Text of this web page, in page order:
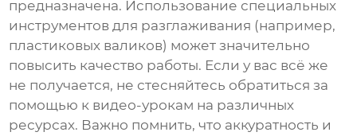
предназначена. Использование специальных
инструментов для разглаживания (например,
пластиковых валиков) может значительно
повысить качество работы. Если у вас всё же
не получается, не стесняйтесь обратиться за
помощью к видео-урокам на различных
ресурсах. Важно помнить, что аккуратность и